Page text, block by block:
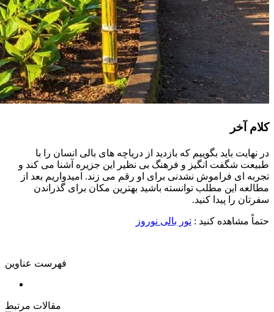
کلام آخر
در نهایت باید بگوییم که بازدید از دریاچه های بالی انسان را با
طبیعت شگفت انگیز و فرهنگ بی نظیر این جزیره آشنا می کند و
تجربه ای فراموش نشدنی برای او رقم می زند. امیدواریم بعد از
مطالعه این مطلب توانسته باشید بهترین مکان برای گذراندن
سفرتان را پیدا کنید.
حتماً مشاهده کنید : تور بالی نوروز
فهرست عناوین
مقالات مرتبط